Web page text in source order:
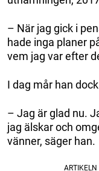
– När jag gick i
hade inga planer
vem jag var efter
I dag mår han
– Jag är glad nu.
jag älskar och
vänner, säger han.